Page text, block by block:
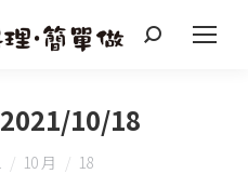
搜
2021/10/18
10 月 18